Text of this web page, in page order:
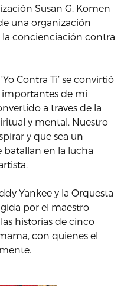
Susan G. Komen
una organización
concienciación contra
Contra Ti’ se convirtió
importantes de mi
a traves de la
y mental. Nuestro
y que sea un
batallan en la lucha
Yankee y la Orquesta
por el maestro
historias de cinco
con quienes el